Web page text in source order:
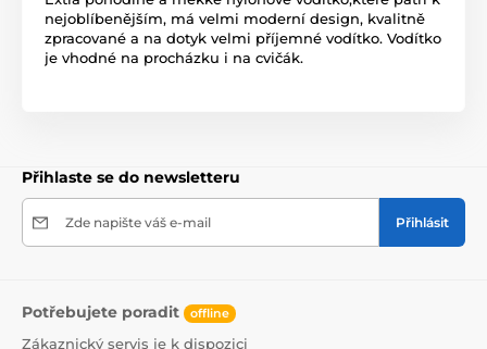
nejoblíbenějším, má velmi moderní design, kvalitně
zpracované a na dotyk velmi příjemné vodítko. Vodítko
je vhodné na procházku i na cvičák.
Přihlaste se do newsletteru
Zde napište váš e-mail Přihlásit
Potřebujete poradit offline
Zákaznický servis je k dispozici